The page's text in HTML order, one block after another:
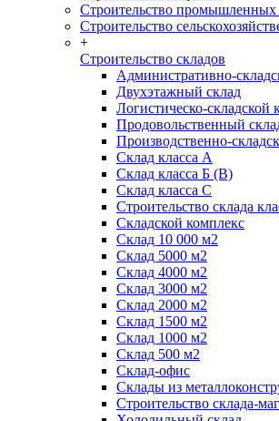
Строительство промышленных
Строительство
+
Строительство складов
Административно-
Двухэтажный склад
Логистическо-складской
Продовольственный
Производственно-
Склад класса А
Склад класса Б (B)
Склад класса С
Строительство склада
Складской комплекс
Склад 10 000 м2
Склад 5000 м2
Склад 4000 м2
Склад 3000 м2
Склад 2000 м2
Склад 1500 м2
Склад 1000 м2
Склад 500 м2
Склад-офис
Склады из
Строительство склада-